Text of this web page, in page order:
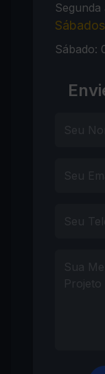
Sábados
Sábado: